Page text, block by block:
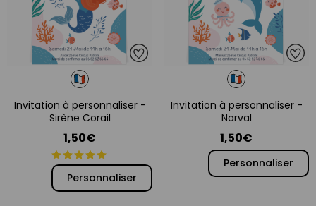
Invitation à personnaliser -
Sirène Corail
1,50€
Personnaliser
Invitation à personnaliser -
Narval
1,50€
Personnaliser